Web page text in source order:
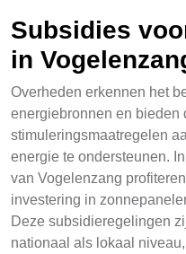
Subsidies
in
Overheden erkennen het
energiebronnen en bieden
stimuleringsmaatregelen
energie te ondersteunen.
van Vogelenzang
investering in
Deze subsidieregelingen
nationaal als lokaal